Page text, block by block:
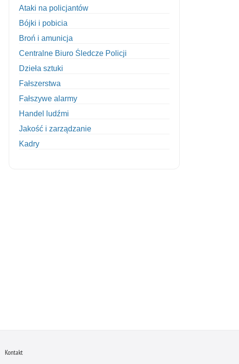
Ataki na policjantów
Bójki i pobicia
Broń i amunicja
Centralne Biuro Śledcze Policji
Dzieła sztuki
Fałszerstwa
Fałszywe alarmy
Handel ludźmi
Jakość i zarządzanie
Kadry
Nietrzeźwi opiekunowie
Kontakt